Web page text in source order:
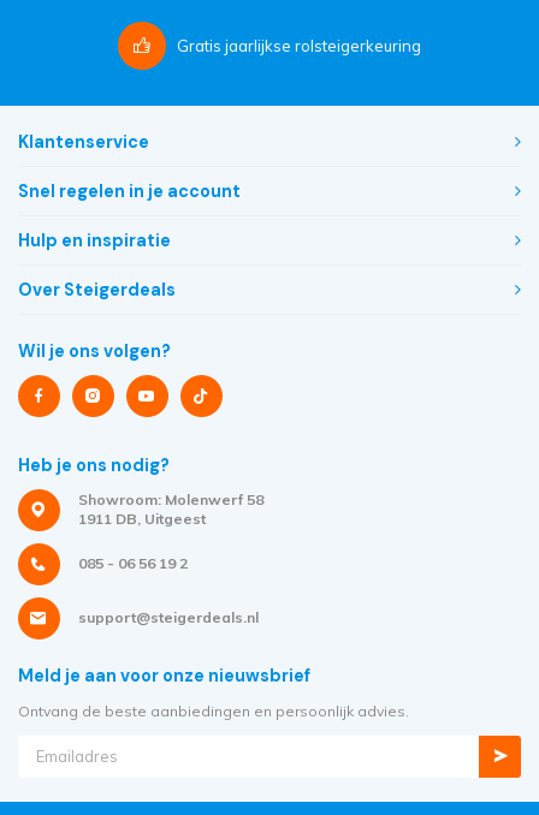
Gratis jaarlijkse rolsteigerkeuring
Klantenservice
Snel regelen in je account
Hulp en inspiratie
Over Steigerdeals
Wil je ons volgen?
Heb je ons nodig?
Showroom: Molenwerf 58
1911 DB, Uitgeest
085 - 06 56 19 2
support@steigerdeals.nl
Meld je aan voor onze nieuwsbrief
Ontvang de beste aanbiedingen en persoonlijk advies.